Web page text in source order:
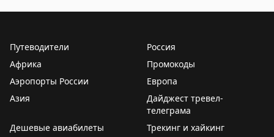
Путеводители
Россия
Африка
Промокоды
Аэропорты России
Европа
Азия
Дайджест тревел-
телеграма
Дешевые авиабилеты
Трекинг и хайкинг